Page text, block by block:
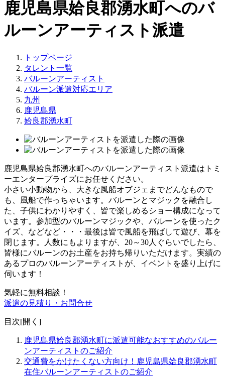
鹿児島県姶良郡湧水町へのバ
ルーンアーティスト派遣
トップページ
タレント一覧
バルーンアーティスト
バルーン派遣対応エリア
九州
鹿児島県
姶良郡湧水町
鹿児島県姶良郡湧水町へのバルーンアーティスト派遣はトミ
ーエンタープライズにお任せください。
小さい小動物から、大きな風船オブジェまでどんなもので
も、風船で作っちゃいます。バルーンとマジックを融合し
た、子供にわかりやすく、皆で楽しめるショー構成になって
います。参加型のバルーンマジックや、バルーンを使ったク
イズ、などなど・・・最後は皆で風船を飛ばして遊び、幕を
閉じます。人数にもよりますが、20～30人ぐらいでしたら、
皆様にバルーンのお土産をお持ち帰りいただけます。 実績の
あるプロのバルーンアーティストが、イベントを盛り上げに
伺います！
気軽に無料相談！
派遣の見積り・お問合せ
目次[開く ]
鹿児島県姶良郡湧水町に派遣可能なおすすめのバルー
ンアーティストのご紹介
交通費をかけたくない方向け！鹿児島県姶良郡湧水町
在住バルーンアーティストのご紹介